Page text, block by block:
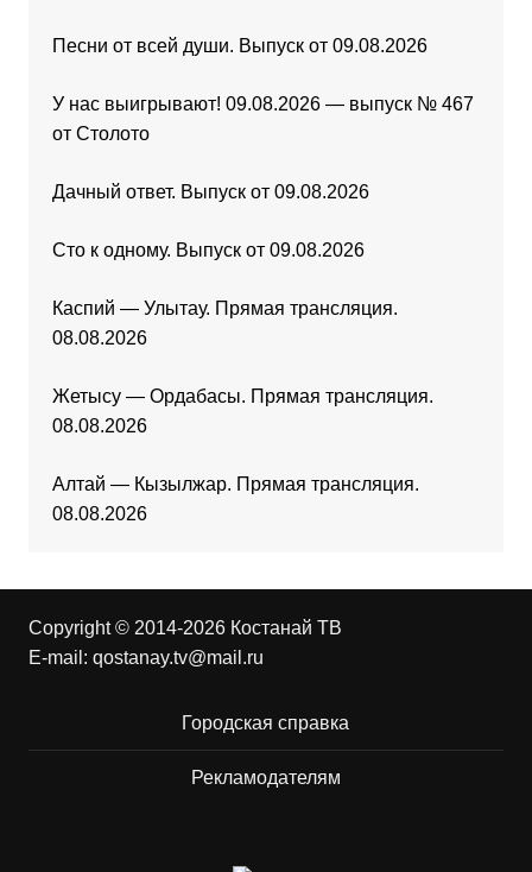
Песни от всей души. Выпуск от 09.08.2026
У нас выигрывают! 09.08.2026 — выпуск № 467
от Столото
Дачный ответ. Выпуск от 09.08.2026
Сто к одному. Выпуск от 09.08.2026
Каспий — Улытау. Прямая трансляция.
08.08.2026
Жетысу — Ордабасы. Прямая трансляция.
08.08.2026
Алтай — Кызылжар. Прямая трансляция.
08.08.2026
Copyright © 2014-2026 Костанай ТВ
E-mail: qostanay.tv@mail.ru
Городская справка
Рекламодателям